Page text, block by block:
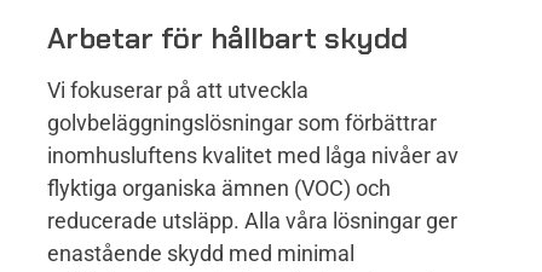
Arbetar för hållbart skydd
Vi fokuserar på att utveckla
golvbeläggningslösningar som förbättrar
inomhusluftens kvalitet med låga nivåer av
flyktiga organiska ämnen (VOC) och
reducerade utsläpp. Alla våra lösningar ger
enastående skydd med minimal